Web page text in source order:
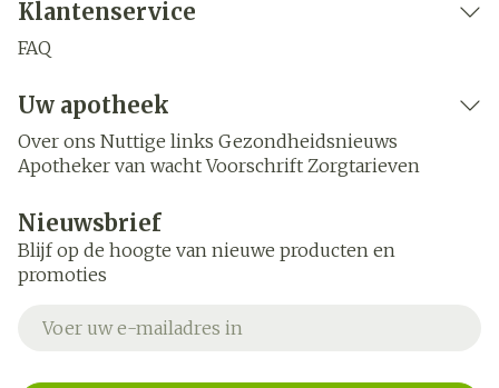
Klantenservice
FAQ
Uw apotheek
Over ons Nuttige links Gezondheidsnieuws
Apotheker van wacht Voorschrift Zorgtarieven
Nieuwsbrief
Blijf op de hoogte van nieuwe producten en
promoties